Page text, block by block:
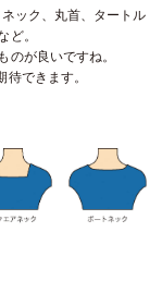
ック、丸首、タートル
ど。
のが良いですね。
できます。